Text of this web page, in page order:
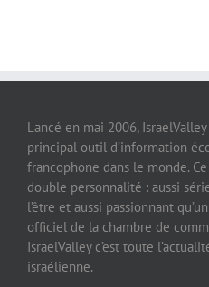
Lancé en mai 2006,
principal outil d’information
francophone dans le monde.
double personnalité : aussi
l’être et aussi passionnant
officiel de la chambre de
IsraelValley c’est toute
israélienne.